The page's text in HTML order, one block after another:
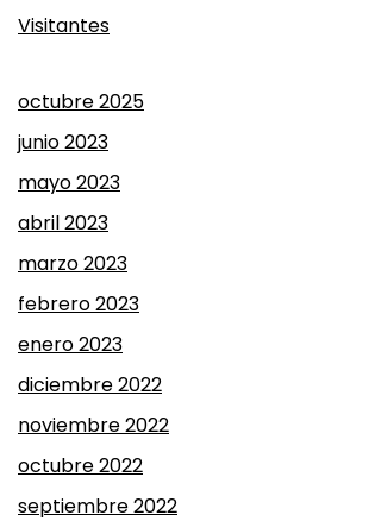
Visitantes
octubre 2025
junio 2023
mayo 2023
abril 2023
marzo 2023
febrero 2023
enero 2023
diciembre 2022
noviembre 2022
octubre 2022
septiembre 2022